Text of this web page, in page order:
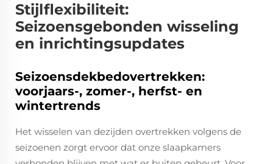
Stijlflexibiliteit:
Seizoensgebonden wisseling
en inrichtingsupdates
Seizoensdekbedovertrekken:
voorjaars-, zomer-, herfst- en
wintertrends
Het wisselen van dezijden overtrekken volgens de
seizoenen zorgt ervoor dat onze slaapkamers